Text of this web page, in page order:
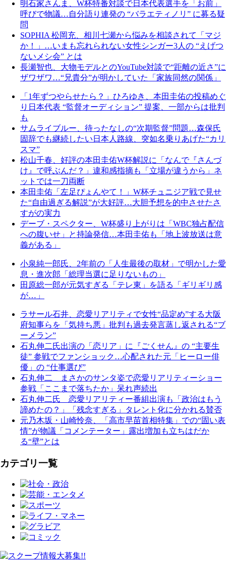
明石家さんま、W杯特番対談で日本代表選手を「お前」
呼びで物議…自分語り連発の “バラエティノリ” に募る疑
問
SOPHIA 松岡充、相川七瀬から悩みを相談されて「マジ
か！」…いまも忘れられない女性シンガー3人の “えげつ
ないメシ会” とは
長瀬智也、大物モデルとのYouTube対談で“距離の近さ”に
ザワザワ…“兄貴分”が明かしていた「家族同然の関係」
「1年ずつやらせたら？」ひろゆき、本田圭佑の投稿めぐ
り日本代表 “監督オーディション” 提案、一部からは批判
も
サムライブルー、待ったなしの“次期監督”問題…森保氏
固辞でも継続したい日本人路線、突如名乗りあげた“カリ
スマ”
松山千春、好評の本田圭佑W杯解説に「なんで『さんづ
け』で呼ぶんだ？」違和感指摘も「立場が違うから」ネ
ットでは一刀両断
本田圭佑「左足ぴょんやて！」W杯チュニジア戦で見せ
た“自由過ぎる解説”が大好評…大胆予想を的中させたさ
すがの実力
デーブ・スペクター、W杯盛り上がりは「WBC独占配信
への腹いせ」と持論発信…本田圭佑も「地上波放送は意
義がある」
小泉純一郎氏、2年前の「人生最後の取材」で明かした愛
息・進次郎「総理当選に足りないもの」
田原総一郎が元気すぎる「テレ東」を語る「ギリギリ感
が…」
ラサール石井、恋愛リアリティで女性“品定め”する大阪
府知事らを「気持ち悪」批判も過去発言蒸し返される“ブ
ーメラン”
石丸伸二氏出演の「恋リア」に『ごくせん』の “主要生
徒” 参戦でファンショック…心配された元「ヒーロー俳
優」の “仕事選び”
石丸伸二 まさかのサンタ姿で恋愛リアリティーショー
参戦「ここまで落ちたか」呆れ声続出
石丸伸二氏 恋愛リアリティー番組出演も「政治はもう
諦めたの？」「残念すぎる」タレント化に分かれる賛否
元乃木坂・山崎怜奈、「高市早苗首相特集」での“固い表
情”が物議「コメンテーター」露出増加も立ちはだか
る“壁”とは
カテゴリ一覧